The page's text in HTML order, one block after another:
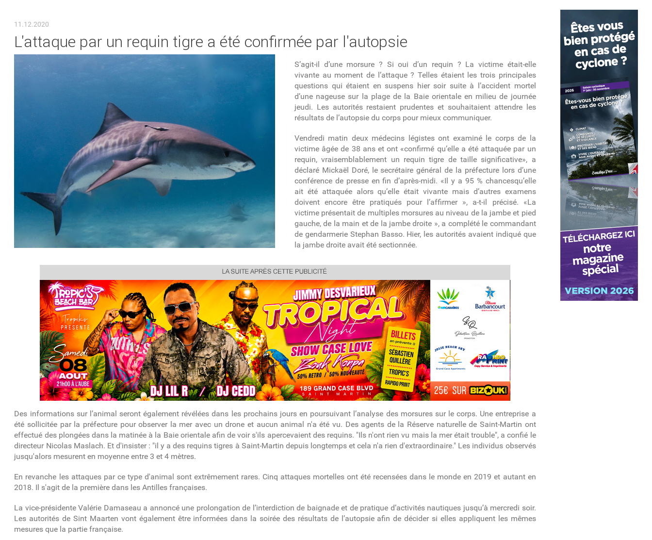
11.12.2020
L'attaque par un requin tigre a été confirmée par l'autopsie
S’agit-il d’une morsure ? Si oui d’un requin ? La victime était-elle
vivante au moment de l’attaque ? Telles étaient les trois principales
questions qui étaient en suspens hier soir suite à l’accident mortel
d’une nageuse sur la plage de la Baie orientale en milieu de journée
jeudi. Les autorités restaient prudentes et souhaitaient attendre les
résultats de l’autopsie du corps pour mieux communiquer.
Vendredi matin deux médecins légistes ont examiné le corps de la
victime âgée de 38 ans et ont «confirmé qu’elle a été attaquée par un
requin, vraisemblablement un requin tigre de taille significative», a
déclaré Mickaël Doré, le secrétaire général de la préfecture lors d’une
conférence de presse en fin d’après-midi. «Il y a 95 % chancesqu’elle
ait été attaquée alors qu’elle était vivante mais d’autres examens
doivent encore être pratiqués pour l’affirmer », a-t-il précisé. «La
victime présentait de multiples morsures au niveau de la jambe et pied
gauche, de la main et de la jambe droite », a complété le commandant
de gendarmerie Stephan Basso. Hier, les autorités avaient indiqué que
la jambe droite avait été sectionnée.
article
Des informations sur l’animal seront également révélées dans les prochains jours en poursuivant l’analyse des morsures sur le corps. Une entreprise a
été sollicitée par la préfecture pour observer la mer avec un drone et aucun animal n'a été vu. Des agents de la Réserve naturelle de Saint-Martin ont
effectué des plongées dans la matinée à la Baie orientale afin de voir s'ils apercevaient des requins. "Ils n'ont rien vu mais la mer était trouble", a confié le
directeur Nicolas Maslach. Et d'insister : "il y a des requins tigres à Saint-Martin depuis longtemps et cela n'a rien d'extraordinaire." Les individus observés
jusqu'alors mesurent en moyenne entre 3 et 4 mètres.
En revanche les attaques par ce type d'animal sont extrêmement rares. Cinq attaques mortelles ont été recensées dans le monde en 2019 et autant en
2018. Il s'agit de la première dans les Antilles françaises.
La vice-présidente Valérie Damaseau a annoncé une prolongation de l’interdiction de baignade et de pratique d’activités nautiques jusqu’à mercredi soir.
Les autorités de Sint Maarten vont également être informées dans la soirée des résultats de l’autopsie afin de décider si elles appliquent les mêmes
mesures que la partie française.